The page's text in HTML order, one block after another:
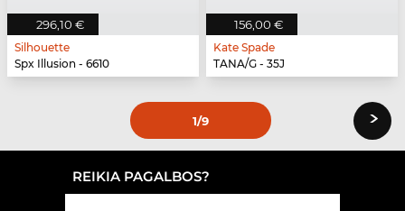
296,10 €
Silhouette
Spx Illusion - 6610
156,00 €
Kate Spade
TANA/G - 35J
1/9 ›
REIKIA PAGALBOS?